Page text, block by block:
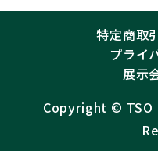
特定商取
プライ
展示
Copyright ©︎